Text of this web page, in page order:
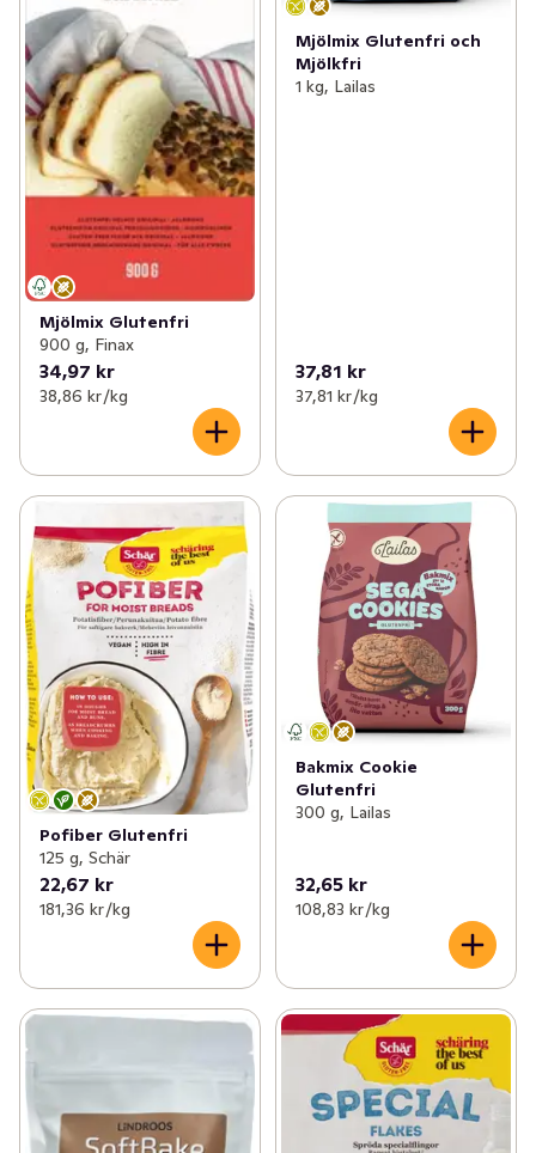
Mjölmix Glutenfri
900 g, Finax
34,97 kr
38,86 kr /kg
Mjölmix Glutenfri och
Mjölkfri
1 kg, Lailas
37,81 kr
37,81 kr /kg
Pofiber Glutenfri
125 g, Schär
22,67 kr
181,36 kr /kg
Bakmix Cookie
Glutenfri
300 g, Lailas
32,65 kr
108,83 kr /kg